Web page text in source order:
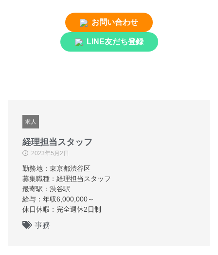
お問い合わせ
LINE友だち登録
求人
経理担当スタッフ
2023年5月2日
勤務地：東京都渋谷区
募集職種：経理担当スタッフ
最寄駅：渋谷駅
給与：年収6,000,000～
休日休暇：完全週休2日制
事務